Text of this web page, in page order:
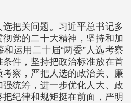
把关问题。习近平总书记多
党的二十大精神，坚持和加
运用二十届“两委”人选考察
件，坚持把政治标准放在首
察，严把人选的政治关、廉
统筹，进一步优化人大、政
纪律和规矩挺在前面，严明